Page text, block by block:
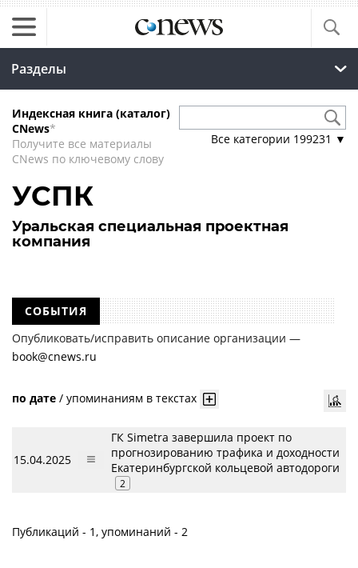
Разделы
Индексная книга (каталог)
CNews*
Получите все материалы
CNews по ключевому слову
Все категории 199231 ▼
УСПК
Уральская специальная проектная
компания
СОБЫТИЯ
Опубликовать/исправить описание организации —
book@cnews.ru
по дате / упоминаниям в текстах
15.04.2025
ГК Simetra завершила проект по
прогнозированию трафика и доходности
Екатеринбургской кольцевой автодороги
2
Публикаций - 1, упоминаний - 2